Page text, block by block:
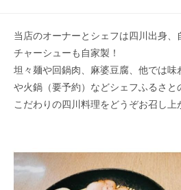
当店のオーナーとシェフは四川出身
チャーシューも自家製！
坦々麺や回鍋肉、麻婆豆腐、他では味
や火鍋（要予約）などシェフふるさと
こだわりの四川料理をどうぞお召し上